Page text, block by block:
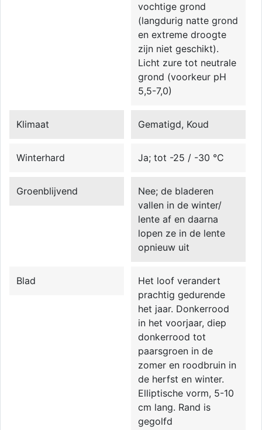
vochtige grond
(langdurig natte grond
en extreme droogte
zijn niet geschikt).
Licht zure tot neutrale
grond (voorkeur pH
5,5-7,0)
Klimaat Gematigd, Koud
Winterhard Ja; tot -25 / -30 °C
Groenblijvend
Nee; de bladeren
vallen in de winter/
lente af en daarna
lopen ze in de lente
opnieuw uit
Blad
Het loof verandert
prachtig gedurende
het jaar. Donkerrood
in het voorjaar, diep
donkerrood tot
paarsgroen in de
zomer en roodbruin in
de herfst en winter.
Elliptische vorm, 5-10
cm lang. Rand is
gegolfd